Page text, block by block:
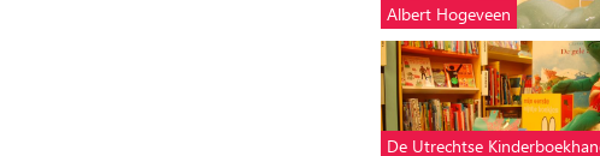
Albert Hogeveen
De Utrechtse